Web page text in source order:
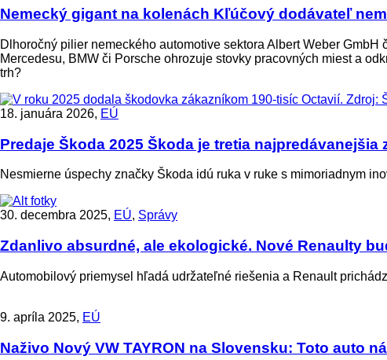
Nemecký gigant na kolenách Kľúčový dodávateľ
Dlhoročný pilier nemeckého automotive sektora Albert Weber
Mercedesu, BMW či Porsche ohrozuje stovky pracovných miest a
trh?
18. januára 2026, EÚ
Predaje Škoda 2025 Škoda je tretia najpredávanejšia
Nesmierne úspechy značky Škoda idú ruka v ruke s mimoriadnym
30. decembra 2025, EÚ, Správy
Zdanlivo absurdné, ale ekologické. Nové Renaulty
Automobilový priemysel hľadá udržateľné riešenia a Renault
9. apríla 2025, EÚ
Naživo Nový VW TAYRON na Slovensku: Toto auto